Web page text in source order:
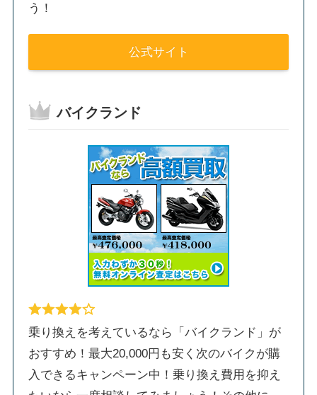
う！
公式サイト
バイクランド
乗り換えを考えているなら「バイクランド」が
おすすめ！最大20,000円も安く次のバイクが購
入できるキャンペーン中！乗り換え費用を抑え